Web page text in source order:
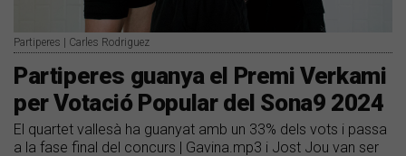
Partiperes | Carles Rodriguez
Partiperes guanya el Premi Verkami
per Votació Popular del Sona9 2024
El quartet vallesà ha guanyat amb un 33% dels vots i passa
a la fase final del concurs | Gavina.mp3 i Jost Jou van ser